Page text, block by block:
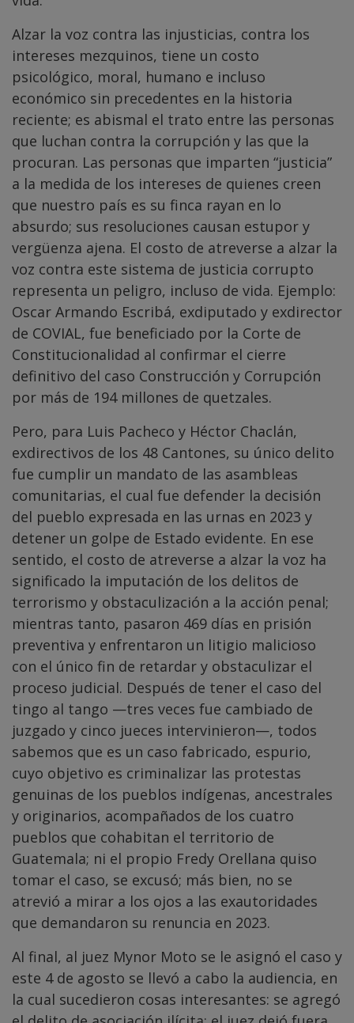
Alzar la voz contra las injusticias, contra los
intereses mezquinos, tiene un costo
psicológico, moral, humano e incluso
económico sin precedentes en la historia
reciente; es abismal el trato entre las personas
que luchan contra la corrupción y las que la
procuran. Las personas que imparten “justicia”
a la medida de los intereses de quienes creen
que nuestro país es su finca rayan en lo
absurdo; sus resoluciones causan estupor y
vergüenza ajena. El costo de atreverse a alzar la
voz contra este sistema de justicia corrupto
representa un peligro, incluso de vida. Ejemplo:
Oscar Armando Escribá, exdiputado y exdirector
de COVIAL, fue beneficiado por la Corte de
Constitucionalidad al confirmar el cierre
definitivo del caso Construcción y Corrupción
por más de 194 millones de quetzales.
Pero, para Luis Pacheco y Héctor Chaclán,
exdirectivos de los 48 Cantones, su único delito
fue cumplir un mandato de las asambleas
comunitarias, el cual fue defender la decisión
del pueblo expresada en las urnas en 2023 y
detener un golpe de Estado evidente. En ese
sentido, el costo de atreverse a alzar la voz ha
significado la imputación de los delitos de
terrorismo y obstaculización a la acción penal;
mientras tanto, pasaron 469 días en prisión
preventiva y enfrentaron un litigio malicioso
con el único fin de retardar y obstaculizar el
proceso judicial. Después de tener el caso del
tingo al tango —tres veces fue cambiado de
juzgado y cinco jueces intervinieron—, todos
sabemos que es un caso fabricado, espurio,
cuyo objetivo es criminalizar las protestas
genuinas de los pueblos indígenas, ancestrales
y originarios, acompañados de los cuatro
pueblos que cohabitan el territorio de
Guatemala; ni el propio Fredy Orellana quiso
tomar el caso, se excusó; más bien, no se
atrevió a mirar a los ojos a las exautoridades
que demandaron su renuncia en 2023.
Al final, al juez Mynor Moto se le asignó el caso y
este 4 de agosto se llevó a cabo la audiencia, en
la cual sucedieron cosas interesantes: se agregó